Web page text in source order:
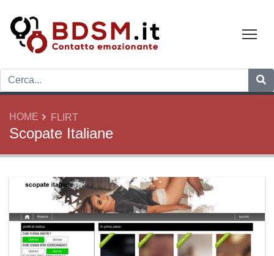
HOME FLIRT
Scopate Italiane